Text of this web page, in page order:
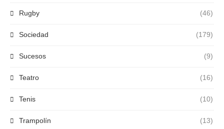
Rugby (46)
Sociedad (179)
Sucesos (9)
Teatro (16)
Tenis (10)
Trampolín (13)